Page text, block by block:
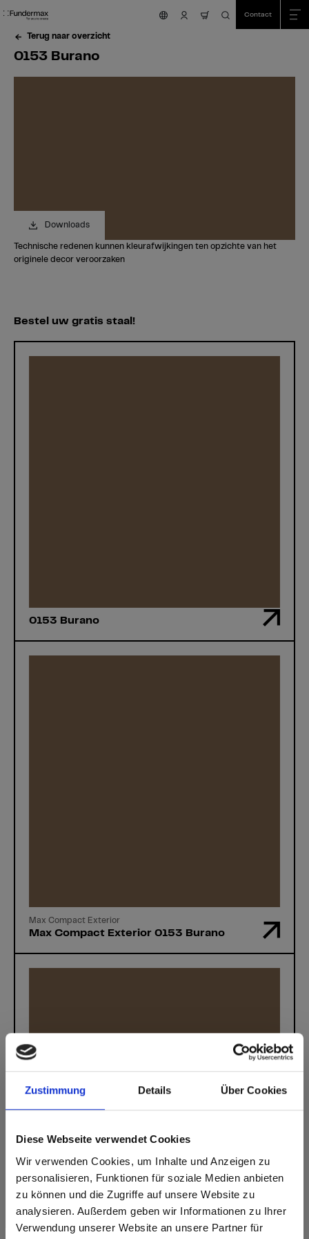
Zustimmung Details Über Cookies
Diese Webseite verwendet Cookies
Wir verwenden Cookies, um Inhalte und Anzeigen zu
personalisieren, Funktionen für soziale Medien anbieten
zu können und die Zugriffe auf unsere Website zu
analysieren. Außerdem geben wir Informationen zu Ihrer
Verwendung unserer Website an unsere Partner für
sr.skip-to.main-content
sr.skip-to.table-of-contents
sr.skip-to.main-navigation
nav.cart.item.count
Contact
Terug naar overzicht
0153 Burano
Downloads
Technische redenen kunnen kleurafwijkingen ten opzichte van het
originele decor veroorzaken
Bestel uw gratis staal!
0153 Burano
Max Compact Exterior
Max Compact Exterior 0153 Burano
Max decorative laminates - HPL